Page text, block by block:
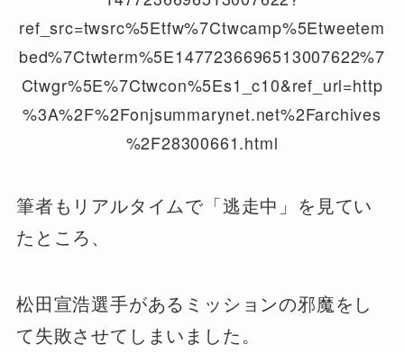
ref_src=twsrc%5Etfw%7Ctwcamp%5Etweetem
bed%7Ctwterm%5E1477236696513007622%7
Ctwgr%5E%7Ctwcon%5Es1_c10&ref_url=http
%3A%2F%2Fonjsummarynet.net%2Farchives
%2F28300661.html
筆者もリアルタイムで「逃走中」を見てい
たところ、
松田宣浩選手があるミッションの邪魔をし
て失敗させてしまいました。